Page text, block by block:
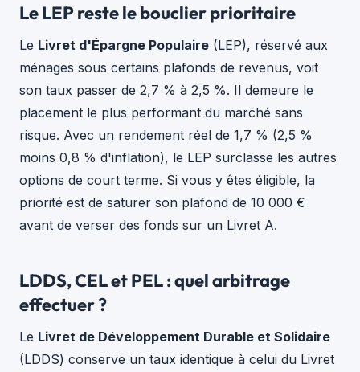
Le LEP reste le bouclier prioritaire
Le Livret d'Épargne Populaire (LEP), réservé aux
ménages sous certains plafonds de revenus, voit
son taux passer de 2,7 % à 2,5 %. Il demeure le
placement le plus performant du marché sans
risque. Avec un rendement réel de 1,7 % (2,5 %
moins 0,8 % d'inflation), le LEP surclasse les autres
options de court terme. Si vous y êtes éligible, la
priorité est de saturer son plafond de 10 000 €
avant de verser des fonds sur un Livret A.
LDDS, CEL et PEL : quel arbitrage
effectuer ?
Le Livret de Développement Durable et Solidaire
(LDDS) conserve un taux identique à celui du Livret